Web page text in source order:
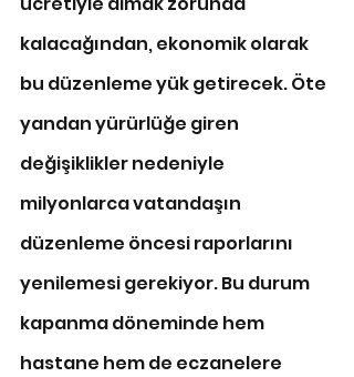
kalacağından, ekonomik olarak
bu düzenleme yük getirecek. Öte
yandan yürürlüğe giren
değişiklikler nedeniyle
milyonlarca vatandaşın
düzenleme öncesi raporlarını
yenilemesi gerekiyor. Bu durum
kapanma döneminde hem
hastane hem de eczanelere